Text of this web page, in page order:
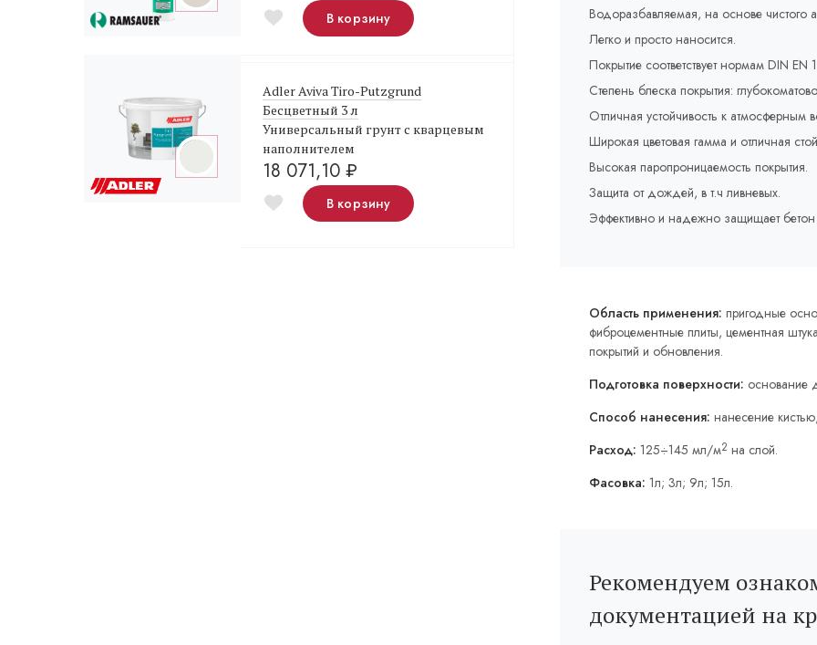
В корзину
Adler Aviva Tiro-Putzgrund
Бесцветный 3 л
Универсальный грунт с кварцевым
наполнителем
18 071,10 ₽
В корзину
Водоразбавляемая, на основе чистого
Легко и просто наносится.
Покрытие соответствует нормам DIN EN
Степень блеска покрытия:
Отличная устойчивость к атмосферным
Широкая цветовая гамма и отличная
Высокая паропроницаемость покрытия.
Защита от дождей, в т.ч ливневых.
Эффективно и надежно защищает
Область применения: пригодные
фиброцементные плиты, цементная
покрытий и обновления.
Подготовка поверхности: основание
Способ нанесения: нанесение
Расход: 125÷145 мл/м2 на слой.
Фасовка: 1л; 3л; 9л; 15л.
Рекомендуем
документацией на